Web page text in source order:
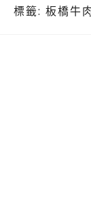
標籤: 板橋牛